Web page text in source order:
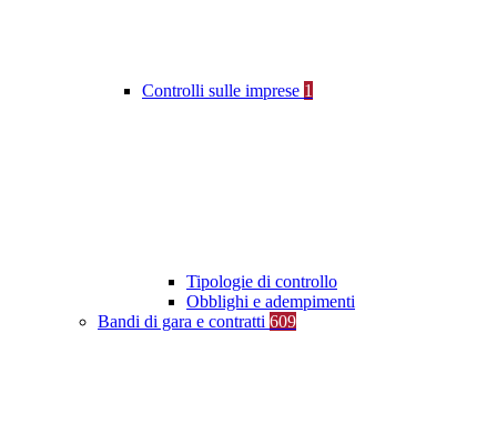
Controlli sulle imprese 1
Tipologie di controllo
Obblighi e adempimenti
Bandi di gara e contratti 609